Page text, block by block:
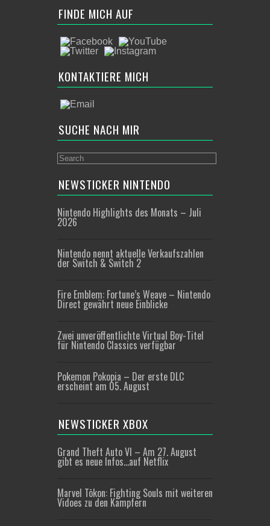
FINDE MICH AUF
KONTAKTIERE MICH
SUCHE NACH MIR
NEWSTICKER NINTENDO
Nintendo Highlights des Monats – Juli
2026
Nintendo nennt aktuelle Verkaufszahlen
der Switch & Switch 2
Fire Emblem: Fortune’s Weave – Nintendo
Direct gewährt neue Einblicke
Zwei unveröffentlichte Virtual Boy-Titel
für Nintendo Classics verfügbar
Pokemon Pokopia – Der erste DLC
erscheint am 05. August
NEWSTICKER XBOX
Grand Theft Auto VI – Am 27. August
gibt es neue Infos…auf Netflix
Marvel Tōkon: Fighting Souls mit weiteren
Vidoes zu den Kämpfern